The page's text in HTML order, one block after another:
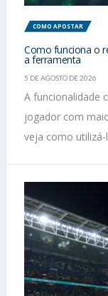
COMO APOSTAR
Como funciona o
a ferramenta
5 DE AGOSTO DE 2026
A funcionalidade
jogador com
veja como utilizá-